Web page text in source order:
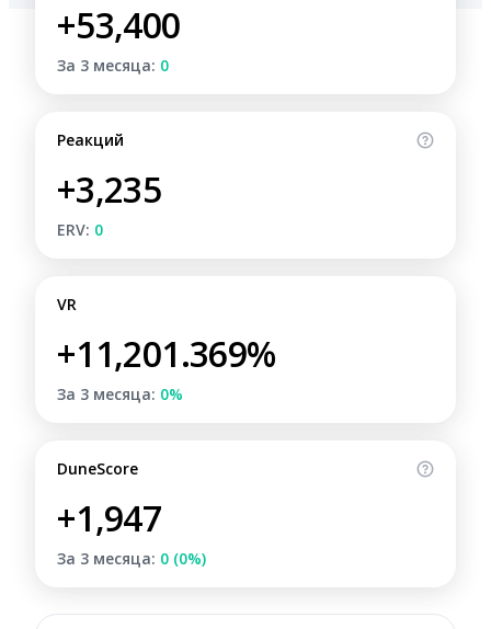
+53,400
За 3 месяца: 0
Реакций
+3,235
ERV: 0
VR
+11,201.369%
За 3 месяца: 0%
DuneScore
+1,947
За 3 месяца: 0 (0%)